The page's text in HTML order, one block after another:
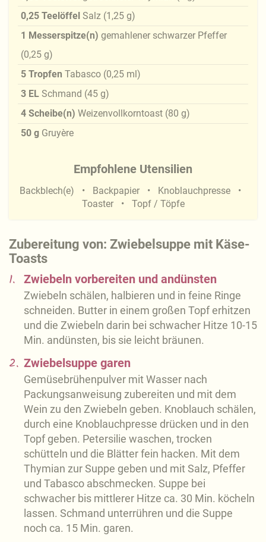
Zubereitung von: Zwiebelsuppe mit Käse-
Toasts
1. Zwiebeln vorbereiten und andünsten
Zwiebeln schälen, halbieren und in feine Ringe
schneiden. Butter in einem großen Topf erhitzen
und die Zwiebeln darin bei schwacher Hitze 10-15
Min. andünsten, bis sie leicht bräunen.
2. Zwiebelsuppe garen
Gemüsebrühenpulver mit Wasser nach
Packungsanweisung zubereiten und mit dem
Wein zu den Zwiebeln geben. Knoblauch schälen,
durch eine Knoblauchpresse drücken und in den
Topf geben. Petersilie waschen, trocken
schütteln und die Blätter fein hacken. Mit dem
Thymian zur Suppe geben und mit Salz, Pfeffer
und Tabasco abschmecken. Suppe bei
schwacher bis mittlerer Hitze ca. 30 Min. köcheln
lassen. Schmand unterrühren und die Suppe
noch ca. 15 Min. garen.
0,25 Teelöffel Salz (1,25 g)
1 Messerspitze(n) gemahlener schwarzer Pfeffer
(0,25 g)
5 Tropfen Tabasco (0,25 ml)
3 EL Schmand (45 g)
4 Scheibe(n) Weizenvollkorntoast (80 g)
50 g Gruyère
Empfohlene Utensilien
Backblech(e) Backpapier
Knoblauchpresse
Toaster
Topf / Töpfe